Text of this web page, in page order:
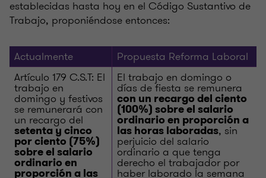
establecidas hasta hoy en el Código Sustantivo de
Trabajo, proponiéndose entonces:
Actualmente
Propuesta Reforma Laboral
Artículo 179 C.S.T: El
trabajo en
domingo y festivos
se remunerará con
un recargo del
setenta y cinco
por ciento (75%)
sobre el salario
ordinario en
proporción a las
El trabajo en domingo o
días de fiesta se remunera
con un recargo del ciento
(100%) sobre el salario
ordinario en proporción a
las horas laboradas, sin
perjuicio del salario
ordinario a que tenga
derecho el trabajador por
haber laborado la semana